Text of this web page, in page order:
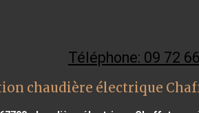
Téléphone: 09 72
chaudière électrique